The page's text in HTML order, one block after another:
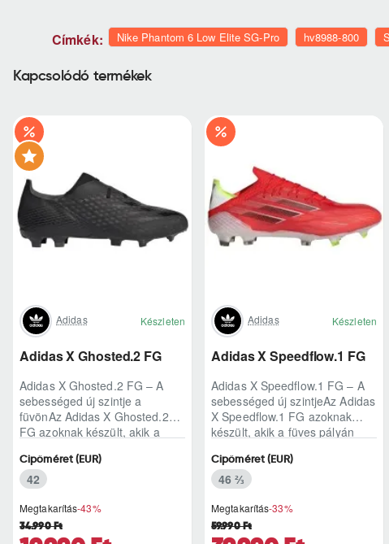
Címkék: Nike Phantom 6 Low Elite SG-Pro hv8988-800
Kapcsolódó termékek
Adidas Készleten
Adidas X Ghosted.2 FG
Adidas X Ghosted.2 FG – A
sebességed új szintje a
füvönAz Adidas X Ghosted.2
FG azoknak készült, akik a
pillanataiban is azonnal r..
Megtakarítás-43%
34.990 Ft
Cipőméret (EUR)
42
Adidas Készleten
Adidas X Speedflow.1 FG
Adidas X Speedflow.1 FG – A
sebességed új szintjeAz Adidas
X Speedflow.1 FG azoknak
készült, akik a füves pályán
ritmust diktál..
Megtakarítás-33%
59.990 Ft
Cipőméret (EUR)
46 ⅔